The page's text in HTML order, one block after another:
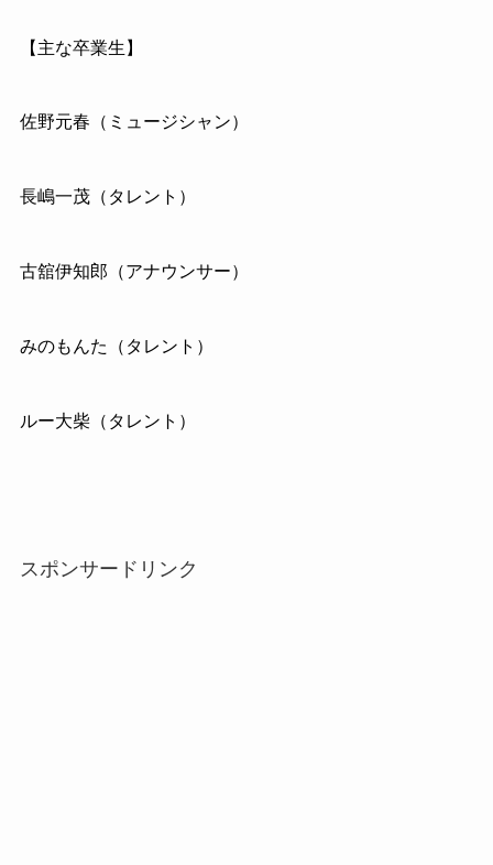
【主な卒業生】
佐野元春（ミュージシャン）
長嶋一茂（タレント）
古舘伊知郎（アナウンサー）
みのもんた（タレント）
ルー大柴（タレント）
スポンサードリンク